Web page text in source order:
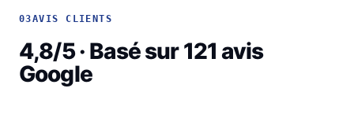
03AVIS CLIENTS
4,8/5 · Basé sur 121 avis
Google